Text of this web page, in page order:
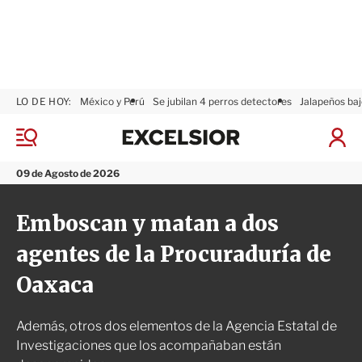
M
n
ú
09 de Agosto de 2026
LO DE HOY: México y Perú Se jubilan 4 perros detectores Jalapeños
I
n
x
l
o
r
Emboscan y matan a dos
agentes de la Procuraduría de
Oaxaca
Además, otros dos elementos de la Agencia Estatal de
Investigaciones que los acompañaban están